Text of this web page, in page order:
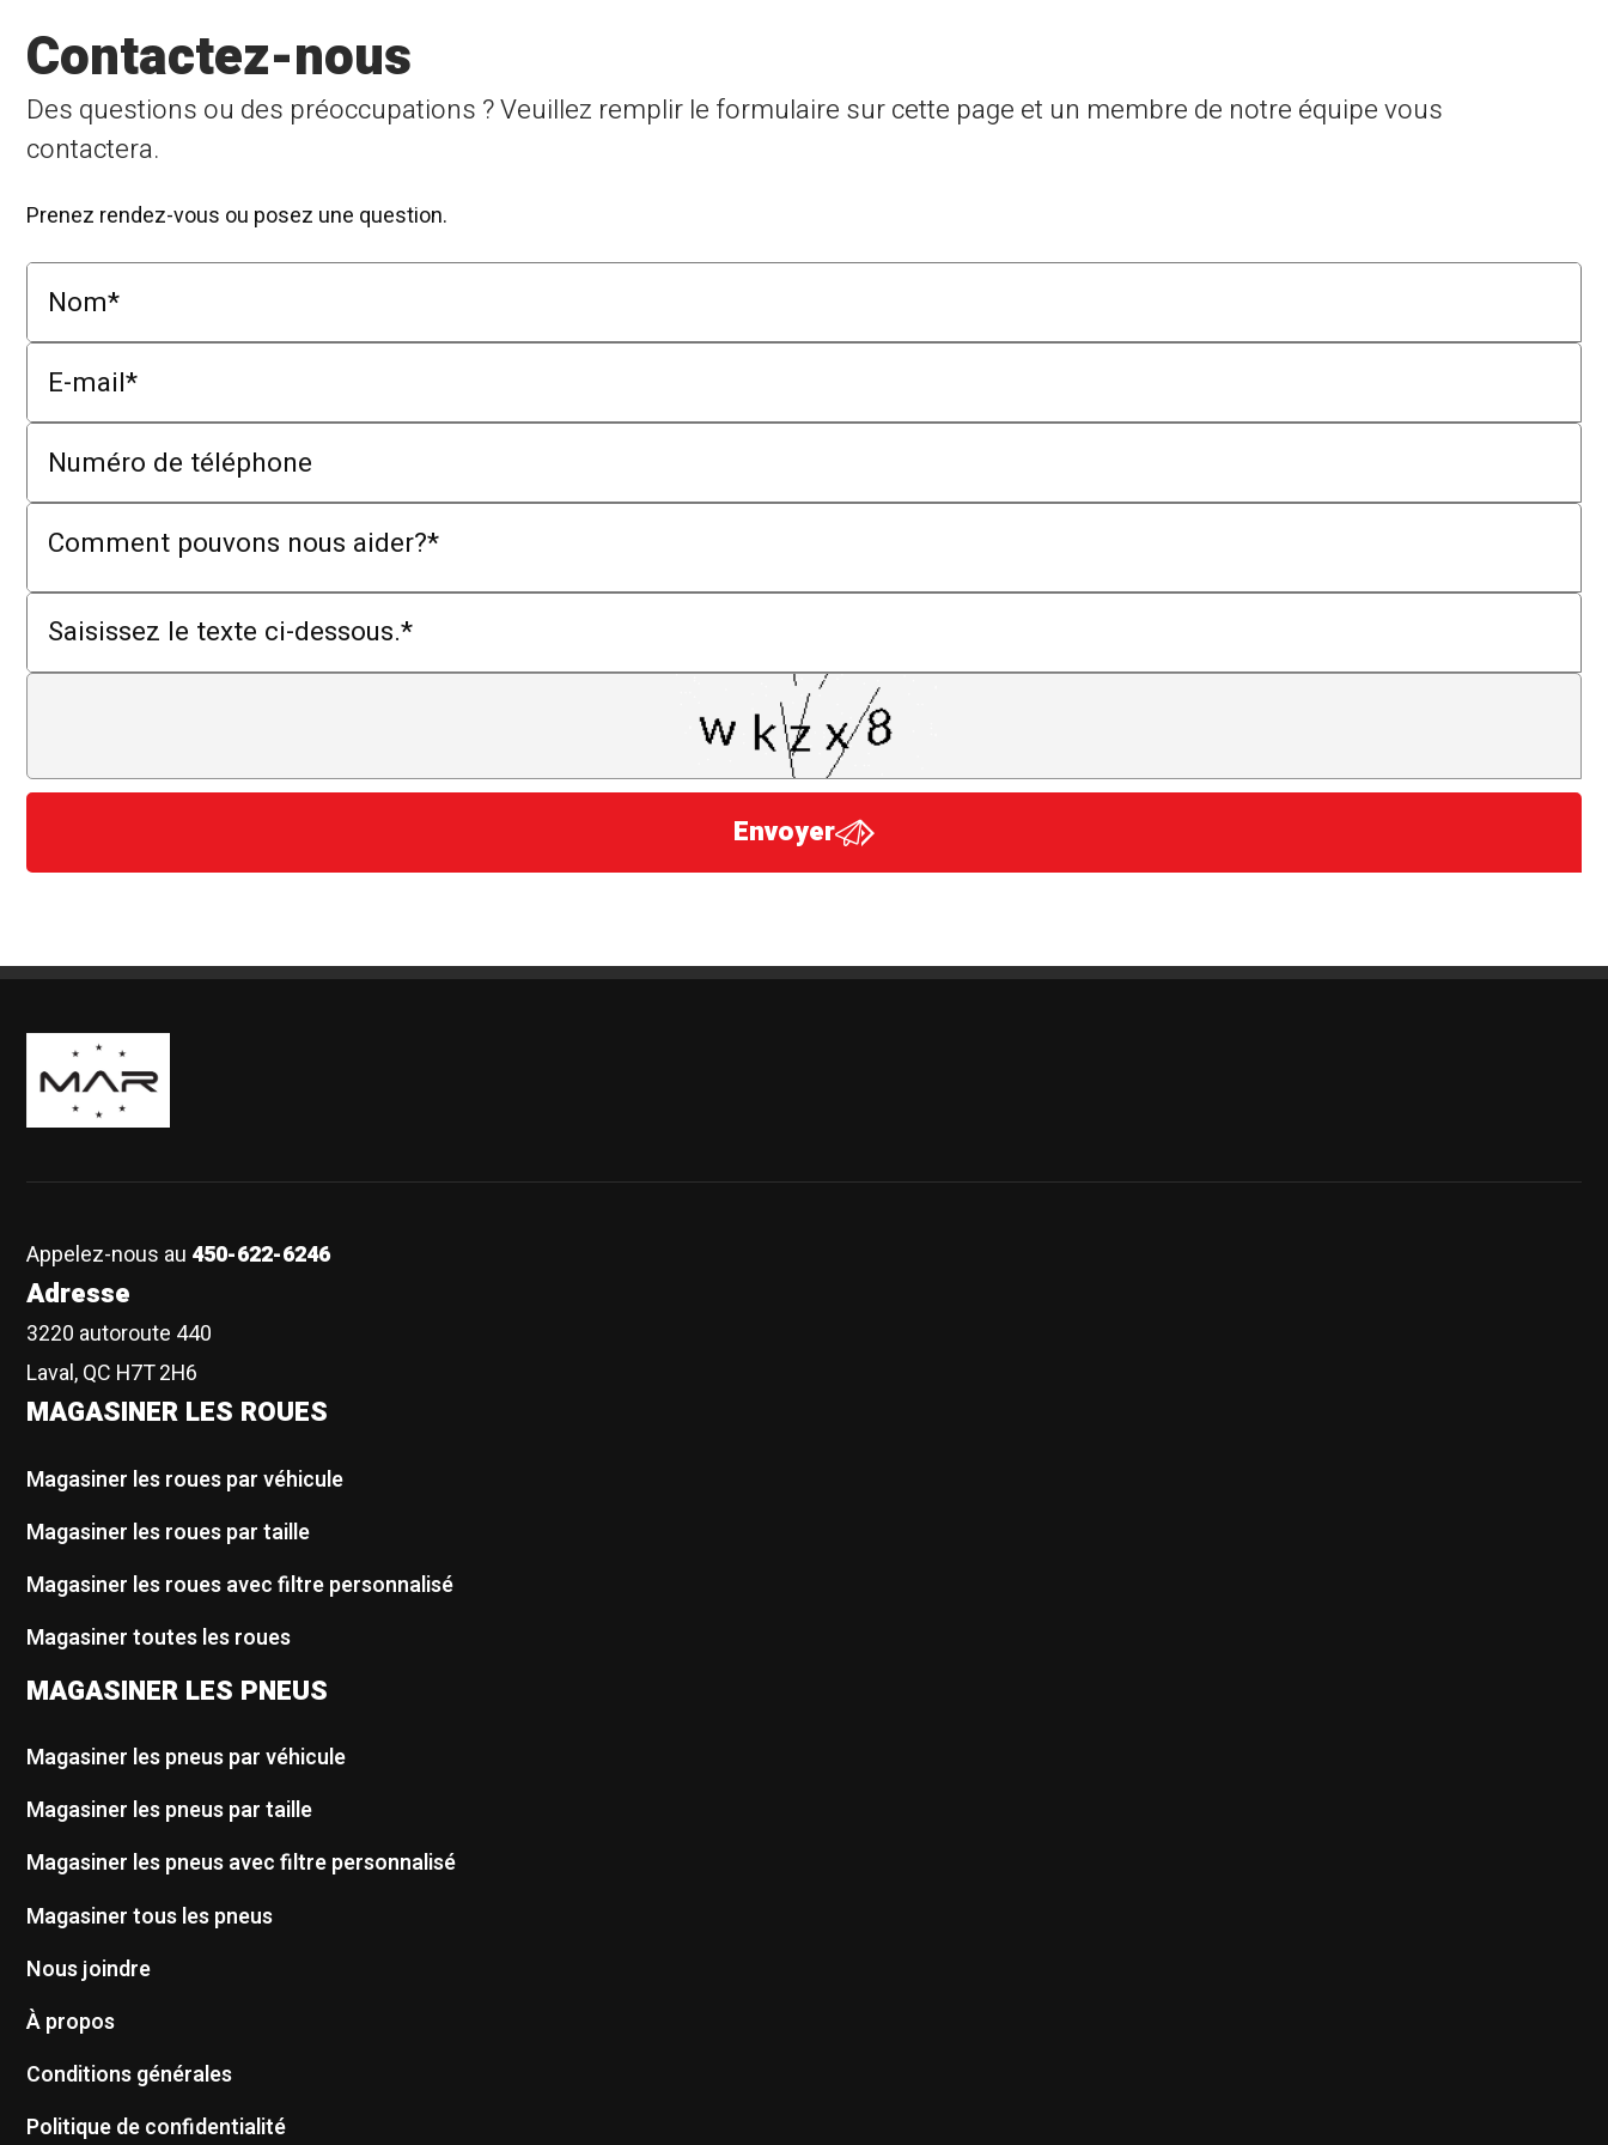
Des questions ou des préoccupations ? Veuillez remplir le formulaire sur cette page et un membre de notre équipe vous
contactera.
Contactez-nous
Prenez rendez-vous ou posez une question.
Nom*
E-mail*
Numéro de téléphone
Comment pouvons nous aider?*
Saisissez le texte ci-dessous.*
Envoyer
Boutique Mags à Rabais
Appelez-nous au 450-622-6246
Adresse
3220 autoroute 440
Laval, QC H7T 2H6
MAGASINER LES ROUES
Magasiner les roues par véhicule
Magasiner les roues par taille
Magasiner les roues avec filtre personnalisé
Magasiner toutes les roues
MAGASINER LES PNEUS
Magasiner les pneus par véhicule
Magasiner les pneus par taille
Magasiner les pneus avec filtre personnalisé
Magasiner tous les pneus
Nous joindre
À propos
Conditions générales
Politique de confidentialité